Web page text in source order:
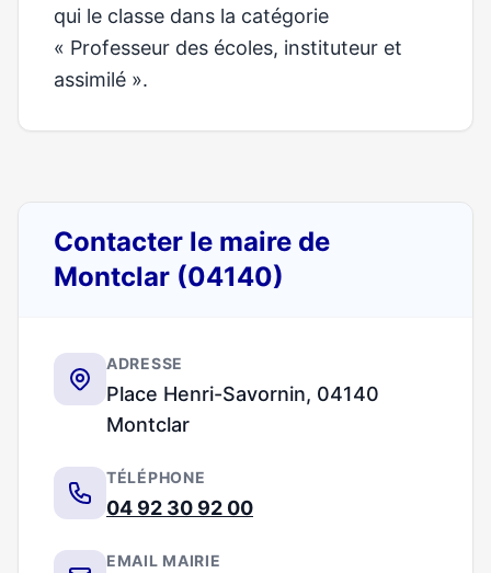
qui le classe dans la catégorie
« Professeur des écoles, instituteur et
assimilé ».
Contacter le maire de
Montclar (04140)
ADRESSE
Place Henri-Savornin, 04140
Montclar
TÉLÉPHONE
04 92 30 92 00
EMAIL MAIRIE